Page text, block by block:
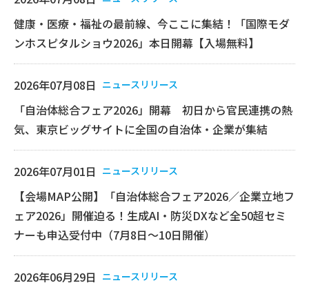
健康・医療・福祉の最前線、今ここに集結！「国際モダ
ンホスピタルショウ2026」本日開幕【入場無料】
2026年07月08日 ニュースリリース
「自治体総合フェア2026」開幕 初日から官民連携の熱
気、東京ビッグサイトに全国の自治体・企業が集結
2026年07月01日 ニュースリリース
【会場MAP公開】「自治体総合フェア2026／企業立地フ
ェア2026」開催迫る！生成AI・防災DXなど全50超セミ
ナーも申込受付中（7月8日～10日開催）
2026年06月29日 ニュースリリース